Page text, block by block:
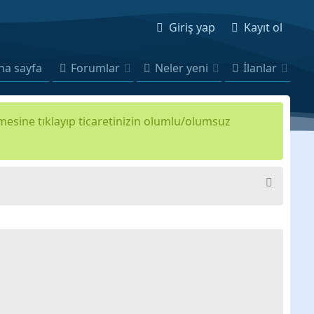
Giriş yap Kayıt ol
sayfa Forumlar Neler yeni İlanlar
tıklayıp ticaretinizin olumlu/olumsuz